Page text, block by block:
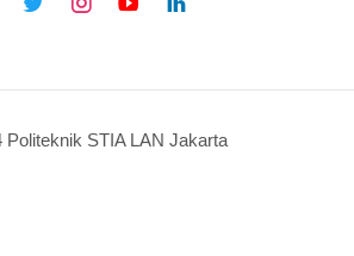
Politeknik STIA LAN Jakarta